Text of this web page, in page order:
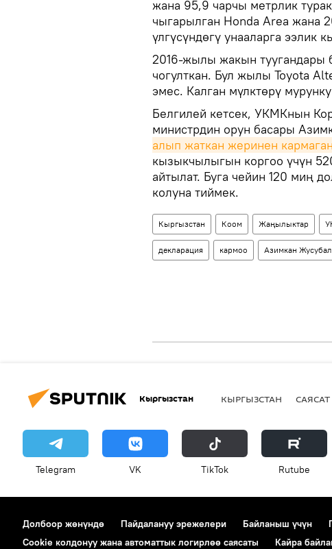
жана 95,9 чарчы метрлик
чыгарылган Honda Area жана
үлгүсүндөгү унааларга ээлик
2016-жылы жакын
чогулткан. Бул жылы Toyota
эмес. Калган мүлктөрү
Белгилей кетсек, УКМКнын
министрдин орун басары
алып жаткан жеринен
кызыкчылыгын коргоо үчүн
айтылат. Буга чейин 120 миң
колуна тиймек.
Кыргызстан Коом Жаңылыктар
декларация кармоо Азимкан
Кыргызстан КЫРГЫЗСТАН САЯСАТ
Telegram VK ТikТоk Rutube
Долбоор жөнүндө Пайдалануу эрежелери Байланыш үчүн
Cookie колдонуу жана автоматтык логирлөө саясаты
Кайра